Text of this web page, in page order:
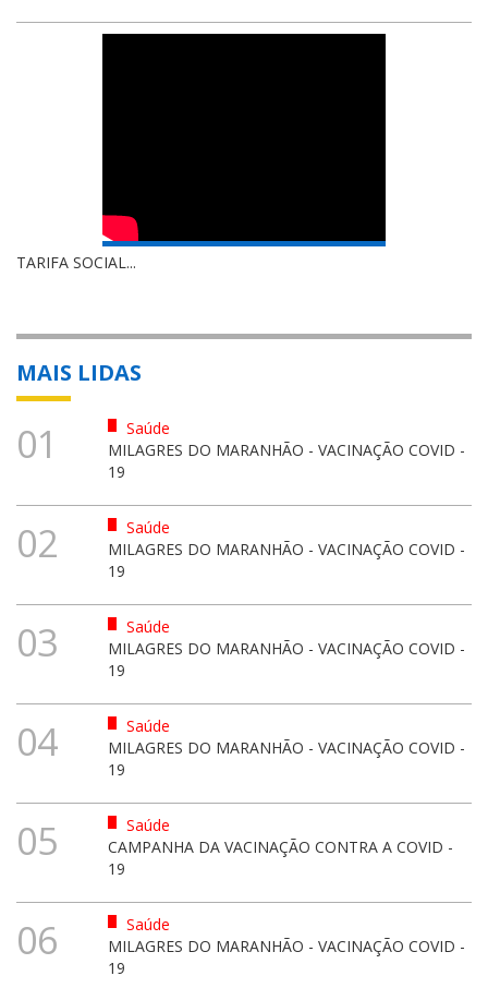
TARIFA SOCIAL...
MAIS LIDAS
01
Saúde
MILAGRES DO MARANHÃO - VACINAÇÃO COVID -
19
02
Saúde
MILAGRES DO MARANHÃO - VACINAÇÃO COVID -
19
03
Saúde
MILAGRES DO MARANHÃO - VACINAÇÃO COVID -
19
04
Saúde
MILAGRES DO MARANHÃO - VACINAÇÃO COVID -
19
05
Saúde
CAMPANHA DA VACINAÇÃO CONTRA A COVID -
19
06
Saúde
MILAGRES DO MARANHÃO - VACINAÇÃO COVID -
19